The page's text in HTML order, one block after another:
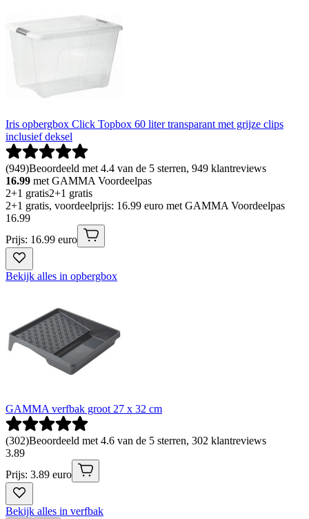
Iris opbergbox Click Topbox 60 liter transparant met grijze clips
inclusief deksel
(949)Beoordeeld met 4.4 van de 5 sterren, 949 klantreviews
16.99 met GAMMA Voordeelpas
2+1 gratis2+1 gratis
2+1 gratis, voordeelprijs: 16.99 euro met GAMMA Voordeelpas
16.99
Prijs: 16.99 euro
Bekijk alles in opbergbox
GAMMA verfbak groot 27 x 32 cm
(302)Beoordeeld met 4.6 van de 5 sterren, 302 klantreviews
3.89
Prijs: 3.89 euro
Bekijk alles in verfbak